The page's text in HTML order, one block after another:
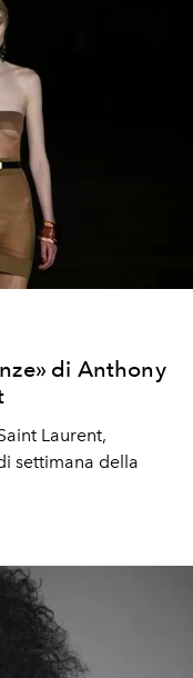
di Anthony
Laurent,
settimana della